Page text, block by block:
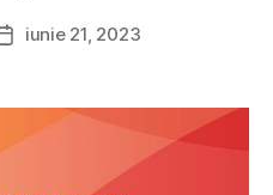
Datăiunie 21, 2023